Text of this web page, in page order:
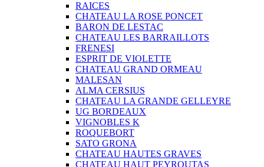
RAICES
CHATEAU LA ROSE PONCET
BARON DE LESTAC
CHATEAU LES BARRAILLOTS
FRENESI
ESPRIT DE VIOLETTE
CHATEAU GRAND ORMEAU
MALESAN
ALMA CERSIUS
CHATEAU LA GRANDE GELLEYRE
UG BORDEAUX
VIGNOBLES K
ROQUEBORT
SATO GRONA
CHATEAU HAUTES GRAVES
CHATEAU HAUT PEYROUTAS